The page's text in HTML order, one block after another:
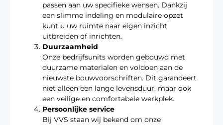
passen aan uw specifieke wensen. Dankzij
een slimme indeling en modulaire opzet
kunt u uw ruimte naar eigen inzicht
uitbreiden of inrichten.
Duurzaamheid
Onze bedrijfsunits worden gebouwd met
duurzame materialen en voldoen aan de
nieuwste bouwvoorschriften. Dit garandeert
niet alleen een lange levensduur, maar ook
een veilige en comfortabele werkplek.
Persoonlijke service
Bij VVS staan wij bekend om onze